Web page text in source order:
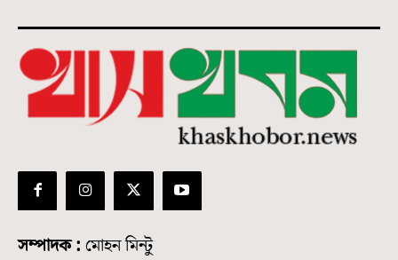
সম্পাদক : মোহন মিন্টু